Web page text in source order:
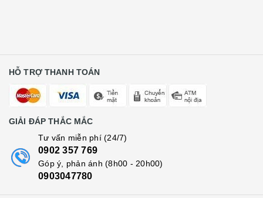
HỖ TRỢ THANH TOÁN
GIẢI ĐÁP THẮC MẮC
Tư vấn miễn phí (24/7)
0902 357 769
Góp ý, phản ánh (8h00 - 20h00)
0903047780